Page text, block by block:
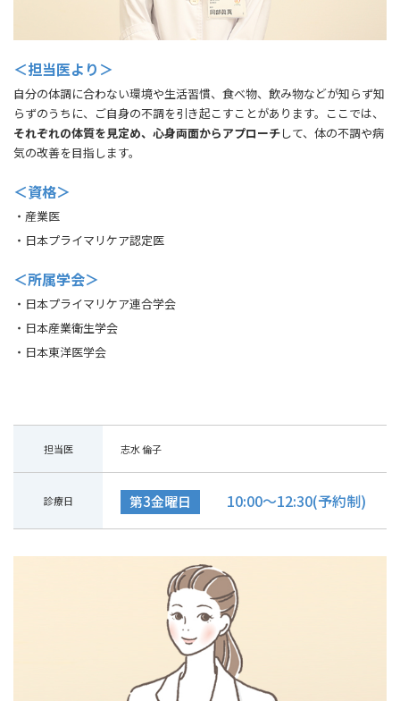
＜担当医より＞
自分の体調に合わない環境や生活習慣、食べ物、飲み物などが知らず知
らずのうちに、ご自身の不調を引き起こすことがあります。ここでは、
それぞれの体質を見定め、心身両面からアプローチして、体の不調や病
気の改善を目指します。
＜資格＞
・産業医
・日本プライマリケア認定医
＜所属学会＞
・日本プライマリケア連合学会
・日本産業衛生学会
・日本東洋医学会
担当医 志水 倫子
診療日 第3金曜日 10:00～12:30(予約制)